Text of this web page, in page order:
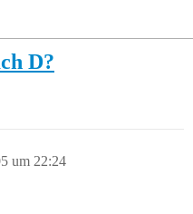
D?
um 22:24